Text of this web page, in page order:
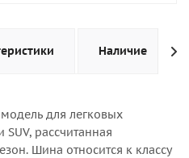
Наличие
для легковых
рассчитанная
Шина относится к классу